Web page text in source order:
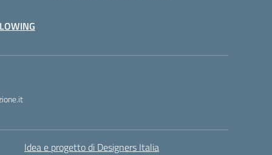
Idea e progetto di Designers Italia